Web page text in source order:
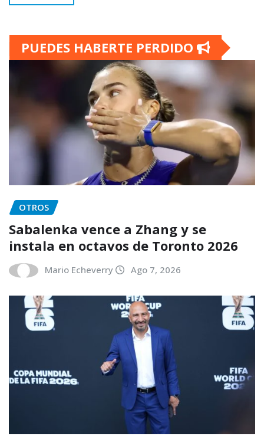
PUEDES HABERTE PERDIDO
OTROS
Sabalenka vence a Zhang y se
instala en octavos de Toronto 2026
Mario Echeverry Ago 7, 2026